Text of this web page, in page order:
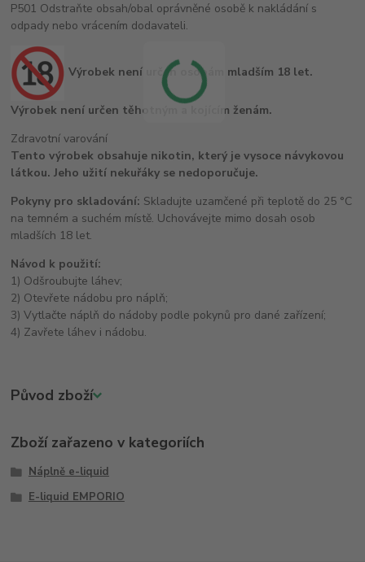
P501 Odstraňte obsah/obal oprávněné osobě k nakládání s
odpady nebo vrácením dodavateli.
Výrobek není určen osobám mladším 18 let.
Výrobek není určen těhotným a kojícím ženám.
Zdravotní varování
Tento výrobek obsahuje nikotin, který je vysoce návykovou
látkou. Jeho užití nekuřáky se nedoporučuje.
Pokyny pro skladování: Skladujte uzamčené při teplotě do 25 °C
na temném a suchém místě. Uchovávejte mimo dosah osob
mladších 18 let.
Návod k použití:
1) Odšroubujte láhev;
2) Otevřete nádobu pro náplň;
3) Vytlačte náplň do nádoby podle pokynů pro dané zařízení;
4) Zavřete láhev i nádobu.
Původ zboží
Zboží zařazeno v kategoriích
Náplně e-liquid
E-liquid EMPORIO